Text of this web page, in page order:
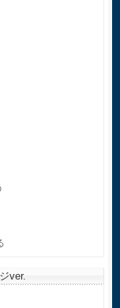
ver.